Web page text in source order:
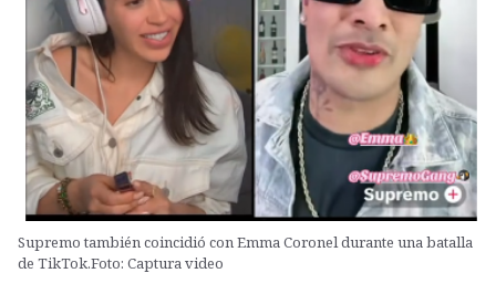
Supremo también coincidió con Emma Coronel durante una batalla
de TikTok.Foto: Captura video